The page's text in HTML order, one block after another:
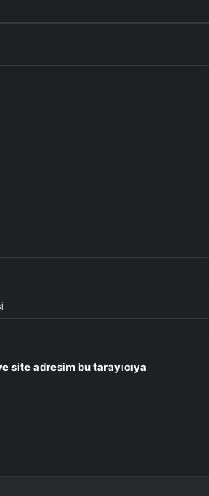
site adresim bu tarayıcıya